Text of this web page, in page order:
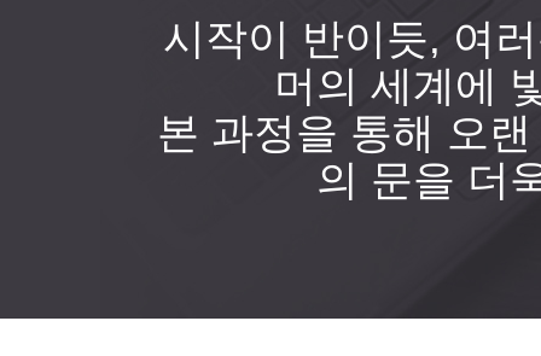
시작이 반이듯, 여
머의 세계에
본 과정을 통해 오
의 문을 더